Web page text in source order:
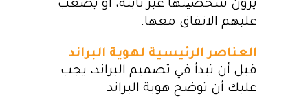
يرون شخصیتها غير ثابتة، أو يصعب
عليهم الاتفاق معها.
العناصر الرئيسية لهوية البراند
قبل أن تبدأ في تصميم البراند، يجب
عليك أن توضح هوية البراند